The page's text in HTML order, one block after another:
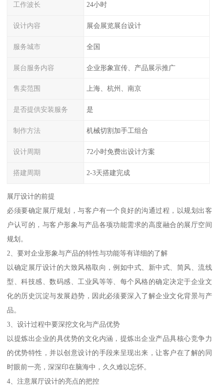
工作波长 24小时
设计内容 展会展览展台设计
服务城市 全国
展台服务内容 企业形象宣传、产品展示推广
售卖范围 上海、杭州、南京
是否提供安装服务 是
制作方法 机械切割加手工组合
设计周期 72小时免费出设计方案
搭建周期 2-3天搭建完成
展厅设计的前提
必须要确定展厅规划，与客户有一个良好的沟通过程，以规划出客
户认可的，与客户形象与产品各项功能需求的高度融合的展厅空间
规划。
2、要对企业形象与产品的特性与功能等有详细的了解
以确定展厅设计的大致风格取向，例如中式、新中式、简风、流线
型、科技感、数码感、工业风等等、每个风格的确定决定于企业文
化的历史沉淀与发展趋势，因此必须要深入了解企业文化背景与产
品。
3、设计过程中要深挖文化与产品优势
以提炼出企业的具优势的文化内涵，提炼出企业产品具核心竞争力
的优势特性，并以创意设计的手段来呈现出来，让客户在了解的同
时眼前一亮，深深印在脑海中，久久难以忘怀。
4、注意展厅设计的亮点的把控